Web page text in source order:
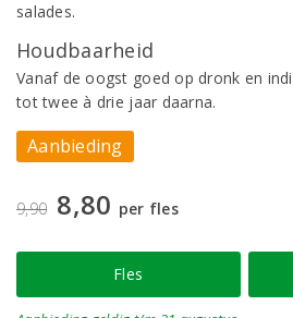
salades.
Houdbaarheid
Vanaf de oogst goed op dronk en
tot twee à drie jaar daarna.
Aanbieding
9,90 8,80 per fles
Fles